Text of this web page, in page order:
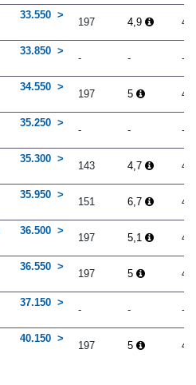
33.550
197 4,9
33.850
- - -
34.550
197 5
35.250
- - -
35.300
143 4,7
35.950
151 6,7
36.500
197 5,1
36.550
197 5
37.150
- - -
40.150
197 5